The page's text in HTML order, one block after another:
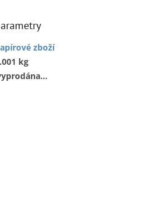
zboží
kg